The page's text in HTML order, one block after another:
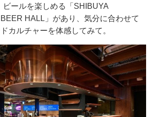
ビールを楽しめる「SHIBUYA
HALL」があり、気分に合わせて
カルチャーを体感してみて。